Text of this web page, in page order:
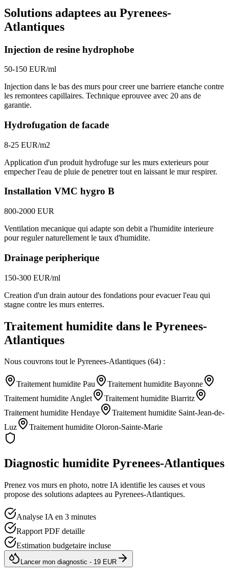
Solutions adaptees au Pyrenees-
Atlantiques
Injection de resine hydrophobe
50-150 EUR/ml
Injection dans le bas des murs pour creer une barriere etanche contre
les remontees capillaires. Technique eprouvee avec 20 ans de
garantie.
Hydrofugation de facade
8-25 EUR/m2
Application d'un produit hydrofuge sur les murs exterieurs pour
empecher l'eau de pluie de penetrer tout en laissant le mur respirer.
Installation VMC hygro B
800-2000 EUR
Ventilation mecanique qui adapte son debit a l'humidite interieure
pour reguler naturellement le taux d'humidite.
Drainage peripherique
150-300 EUR/ml
Creation d'un drain autour des fondations pour evacuer l'eau qui
stagne contre les murs enterres.
Traitement humidite dans le Pyrenees-
Atlantiques
Nous couvrons tout le Pyrenees-Atlantiques (64) :
Traitement humidite Pau Traitement humidite Bayonne
Traitement humiditeAnglet Traitement humidite Biarritz
Traitement humidite Hendaye Traitement humidite Saint-Jean-de-
Luz
Traitement humidite Oloron-Sainte-Marie
Diagnostic humidite Pyrenees-Atlantiques
Prenez vos murs en photo, notre IA identifie les causes et vous
propose des solutions adaptees au Pyrenees-Atlantiques.
Analyse IA en 3 minutes
Rapport PDF detaille
Estimation budgetaire incluse
Lancer mon diagnostic - 19 EUR